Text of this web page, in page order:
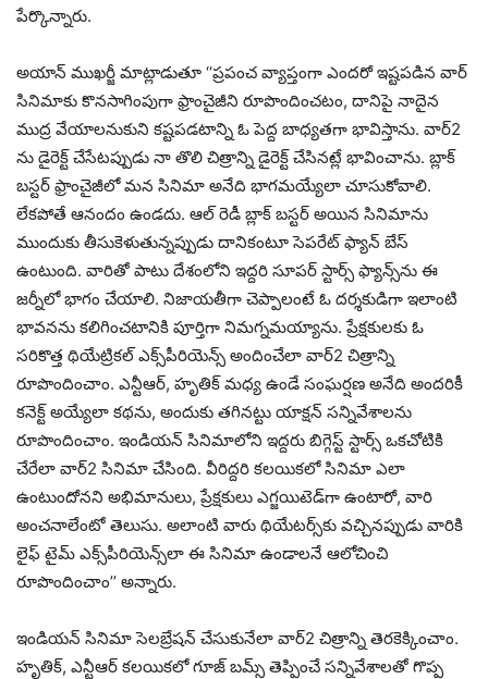
పేర్కొన్నారు.
అయాన్ ముఖర్జీ మాట్లాడుతూ ‘‘ప్రపంచ వ్యాప్తంగా ఎందరో ఇష్టపడిన వార్
సినిమాకు కొనసాగింపుగా ఫ్రాంచైజీని రూపొందించటం, దానిపై నాదైన
ముద్ర వేయాలనుకుని కష్టపడటాన్ని ఓ పెద్ద బాధ్యతగా భావిస్తాను. వార్2
ను డైరెక్ట్ చేసేటప్పుడు నా తొలి చిత్రాన్ని డైరెక్ట్ చేసినట్లే భావించాను. బ్లాక్
బస్టర్ ఫ్రాంచైజీలో మన సినిమా అనేది భాగమయ్యేలా చూసుకోవాలి.
లేకపోతే ఆనందం ఉండదు. ఆల్ రెడీ బ్లాక్ బస్టర్ అయిన సినిమాను
ముందుకు తీసుకెళుతున్నప్పుడు దానికంటూ సెపరేట్ ఫ్యాన్ బేస్
ఉంటుంది. వారితో పాటు దేశంలోని ఇద్దరి సూపర్ స్టార్స్ ఫ్యాన్స్‌ను ఈ
జర్నీలో భాగం చేయాలి. నిజాయతీగా చెప్పాలంటే ఓ దర్శకుడిగా ఇలాంటి
భావనను కలిగించటానికి పూర్తిగా నిమగ్నమయ్యాను. ప్రేక్షకులకు ఓ
సరికొత్త థియేట్రికల్ ఎక్స్‌పీరియెన్స్ అందించేలా వార్2 చిత్రాన్ని
రూపొందించాం. ఎన్టీఆర్, హృతిక్ మధ్య ఉండే సంఘర్షణ అనేది అందరికీ
కనెక్ట్ అయ్యేలా కథను, అందుకు తగినట్టు యాక్షన్ సన్నివేశాలను
రూపొందించాం. ఇండియన్ సినిమాలోని ఇద్దరు బిగ్గెస్ట్ స్టార్స్ ఒకచోటికి
చేరేలా వార్2 సినిమా చేసింది. వీరిద్దరి కలయికలో సినిమా ఎలా
ఉంటుందోనని అభిమానులు, ప్రేక్షకులు ఎగ్జయిటెడ్‌గా ఉంటారో, వారి
అంచనాలేంటో తెలుసు. అలాంటి వారు థియేటర్స్‌కు వచ్చినప్పుడు వారికి
లైఫ్ టైమ్ ఎక్స్‌పీరియెన్స్‌లా ఈ సినిమా ఉండాలనే ఆలోచించి
రూపొందించాం’’ అన్నారు.
ఇండియన్ సినిమా సెలబ్రేషన్ చేసుకునేలా వార్2 చిత్రాన్ని తెరకెక్కించాం.
హృతిక్, ఎన్టీఆర్ కలయికలో గూజ్ బమ్స్ తెప్పించే సన్నివేశాలతో గొప్ప